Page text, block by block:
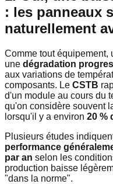
: les panneaux
naturellement
Comme tout équipement,
une dégradation
aux variations de
composants. Le CSTB
d'un module au cours du
qu'on considère souvent
lorsqu'il y a environ 20 %
Plusieurs études
performance
par an selon les
production baisse
"dans la norme".